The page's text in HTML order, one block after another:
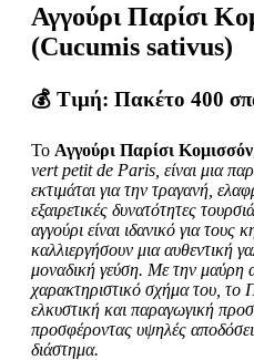
Αγγούρι Παρίσι
(Cucumis sativus)
💰 Τιμή: Πακέτο 400
Το Αγγούρι Παρίσι Κομισσόν
vert petit de Paris, είναι μια
εκτιμάται για την τραγανή,
εξαιρετικές δυνατότητες
αγγούρι είναι ιδανικό για
καλλιεργήσουν μια αυθεντική
μοναδική γεύση. Με την μαύρη
χαρακτηριστικό σχήμα του, το
ελκυστική και παραγωγική
προσφέροντας υψηλές
διάστημα.